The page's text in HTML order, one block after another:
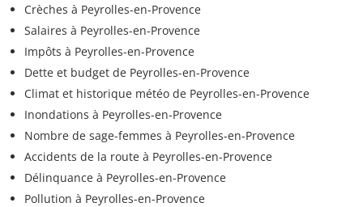
Crèches à Peyrolles-en-Provence
Salaires à Peyrolles-en-Provence
Impôts à Peyrolles-en-Provence
Dette et budget de Peyrolles-en-Provence
Climat et historique météo de Peyrolles-en-Provence
Inondations à Peyrolles-en-Provence
Nombre de sage-femmes à Peyrolles-en-Provence
Accidents de la route à Peyrolles-en-Provence
Délinquance à Peyrolles-en-Provence
Pollution à Peyrolles-en-Provence